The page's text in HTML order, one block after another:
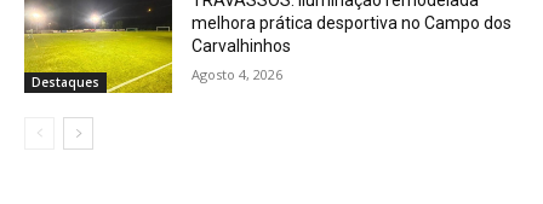
Destaques
melhora prática desportiva no Campo dos
Carvalhinhos
Agosto 4, 2026